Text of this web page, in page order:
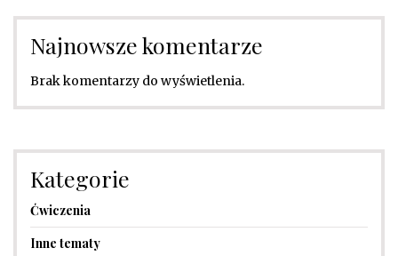
Najnowsze komentarze
Brak komentarzy do wyświetlenia.
Kategorie
Ćwiczenia
Inne tematy